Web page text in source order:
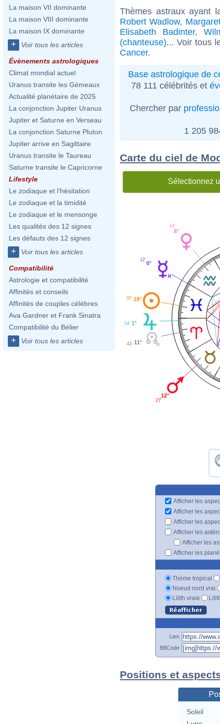
La maison VII dominante
La maison VIII dominante
La maison IX dominante
+ Voir tous les articles
Évènements astrologiques
Climat mondial actuel
Uranus transite les Gémeaux
Actualité planétaire de 2025
La conjonction Jupiter Uranus
Jupiter et Saturne en Verseau
La conjonction Saturne Pluton
Jupiter arrive en Sagittaire
Uranus transite le Taureau
Saturne transite le Capricorne
Lifestyle
Le zodiaque et l'hésitation
Le zodiaque et la timidité
Le zodiaque et le mensonge
Les qualités des 12 signes
Les défauts des 12 signes
+ Voir tous les articles
Compatibilité
Astrologie et compatibilité
Affinités et conseils
Affinités de couples célèbres
Ava Gardner et Frank Sinatra
Compatibilité du Bélier
+ Voir tous les articles
Thèmes astraux ayant
Robert Wadlow,
Elisabeth Badinter,
(chanteuse)... Voir tous
Cancer.
Base astrologique de
78 111 célébrités et
Chercher par
1 205
Carte du ciel de
Sélectionnez
8°
43'
0°
12'
19°
38'
1°
54'
11°
43'
12°
27'
Afficher les
Afficher les
Afficher les
Afficher les
Afficher les
Afficher les
Thème tropical
Noeud nord vrai
Lilith vraie
Lien
BBCode
Positions et
Soleil